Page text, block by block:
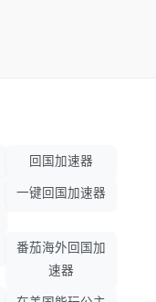
回国加速器
一键回国加速器
番茄海外回国加
速器